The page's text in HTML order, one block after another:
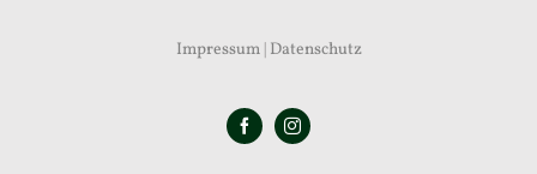
Impressum| Datenschutz